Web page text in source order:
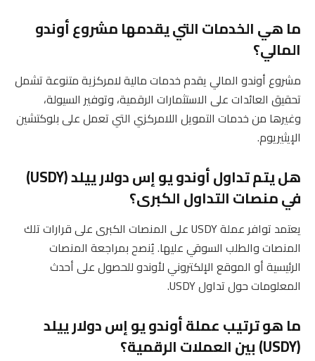
ما هي الخدمات التي يقدمها مشروع أوندو
المالي؟
مشروع أوندو المالي يقدم خدمات مالية لامركزية متنوعة تشمل
تحقيق العائدات على الاستثمارات الرقمية، وتوفير السيولة،
وغيرها من خدمات التمويل اللامركزي التي تعمل على بلوكتشين
الإيثيريوم.
هل يتم تداول أوندو يو إس دولار ييلد (USDY)
في منصات التداول الكبرى؟
يعتمد توافر عملة USDY على المنصات الكبرى على قرارات تلك
المنصات والطلب السوقي عليها. يُنصح بمراجعة المنصات
الرئيسية أو الموقع الإلكتروني لأوندو للحصول على أحدث
المعلومات حول تداول USDY.
ما هو ترتيب عملة أوندو يو إس دولار ييلد
(USDY) بين العملات الرقمية؟